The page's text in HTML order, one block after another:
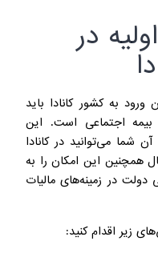
در
به کشور کانادا باید
بیمه اجتماعی است. این
وسیله آن شما می‌توانید در کانادا
همچنین این امکان را به
در زمینه‌های مالیات
زیر اقدام کنید: